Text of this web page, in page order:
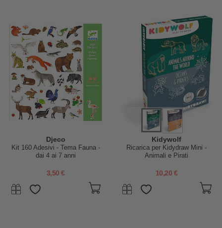
Djeco
Kit 160 Adesivi - Tema Fauna -
dai 4 ai 7 anni
3,50 €
Kidywolf
Ricarica per Kidydraw Mini -
Animali e Pirati
10,20 €